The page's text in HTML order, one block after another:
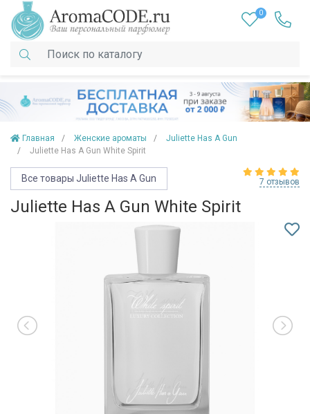
0
Главная Женские ароматы
Juliette Has A Gun
Juliette Has A Gun White Spirit
Все товары Juliette Has A Gun 7 отзывов
Juliette Has A Gun White Spirit